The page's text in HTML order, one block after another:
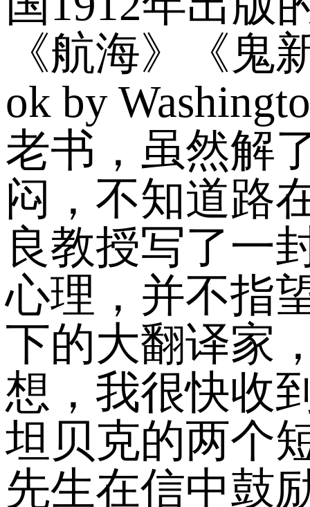
《航海》《鬼
ok by
老书，虽然解
闷，不知道路
良教授写了一
心理，并不指
下的大翻译家
想，我很快收
坦贝克的两个
先生在信中鼓